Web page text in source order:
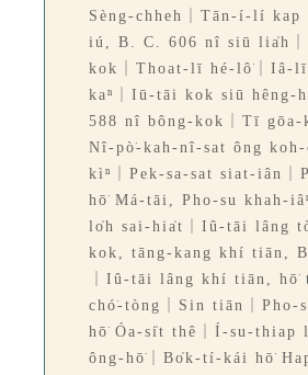
Sèng-chheh｜Tān-í-lí kap
iú, B. C. 606 nî siū lia̍h｜
kok｜Thoat-lī hé-lô͘｜Iâ-
kaⁿ｜Iū-tāi kok siū hêng-
588 nî bông-kok｜Tī gōa-
Nî-pò͘-kah-nî-sat ông koh-
kìⁿ｜Pek-sa-sat siat-iân｜
hō͘ Má-tāi, Pho-su khah-
lo̍h sai-hia̍t｜Iû-tāi lâng
kok, tāng-kang khí tiān,
｜Iû-tāi lâng khí tiān, hō͘
chó͘-tòng｜Sin tiān｜Pho-
hō͘ Óa-si̍t thê｜Í-su-thiap
ông-hō͘｜Bo̍k-tí-kái hō͘